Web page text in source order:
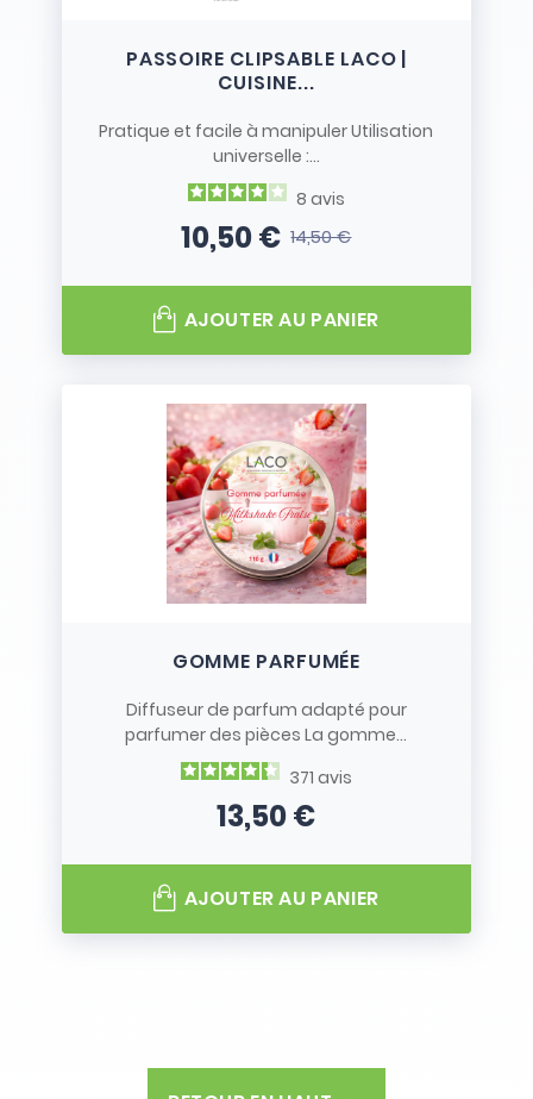
PASSOIRE CLIPSABLE LACO |
CUISINE...
Pratique et facile à manipuler Utilisation
universelle :...
8 avis
Prix
10,50 €Prix de base
14,50 €
AJOUTER AU PANIER
GOMME PARFUMÉE
Diffuseur de parfum adapté pour
parfumer des pièces La gomme...
371 avis
Prix
13,50 €
AJOUTER AU PANIER